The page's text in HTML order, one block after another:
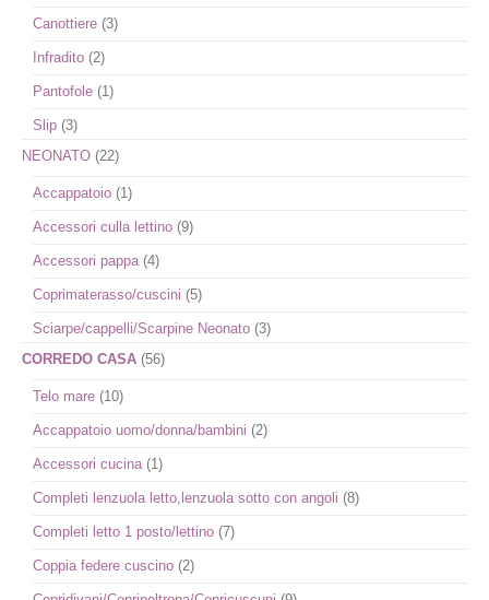
Canottiere (3)
Infradito (2)
Pantofole (1)
Slip (3)
NEONATO (22)
Accappatoio (1)
Accessori culla lettino (9)
Accessori pappa (4)
Coprimaterasso/cuscini (5)
Sciarpe/cappelli/Scarpine Neonato (3)
CORREDO CASA (56)
Telo mare (10)
Accappatoio uomo/donna/bambini (2)
Accessori cucina (1)
Completi lenzuola letto,lenzuola sotto con angoli (8)
Completi letto 1 posto/lettino (7)
Coppia federe cuscino (2)